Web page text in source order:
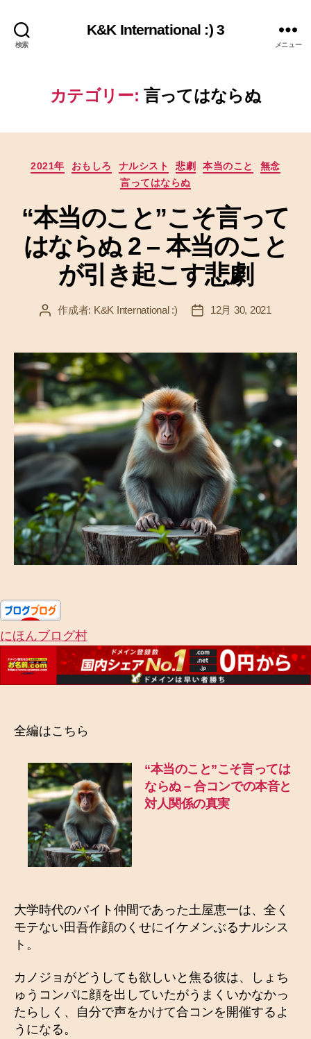
検索
K&K International :) 3
メニュー
カテゴリー: 言ってはならぬ
カ
テ
リ
2021年 おもしろ ナルシスト 悲劇 本当のこと
無念
言ってはならぬ
“本当のこと”こそ言って
はならぬ 2 – 本当のこと
が引き起こす悲劇
投 作成者: K&K International :)
投
12月 30, 2021
にほんブログ村
全編はこちら
“本当のこと”こそ言っては
ならぬ – 合コンでの本音と
対人関係の真実
大学時代のバイト仲間であった土屋恵一は、全く
モテない田吾作顔のくせにイケメンぶるナルシス
ト。
カノジョがどうしても欲しいと焦る彼は、しょち
ゅうコンパに顔を出していたがうまくいかなかっ
たらしく、自分で声をかけて合コンを開催するよ
うになる。